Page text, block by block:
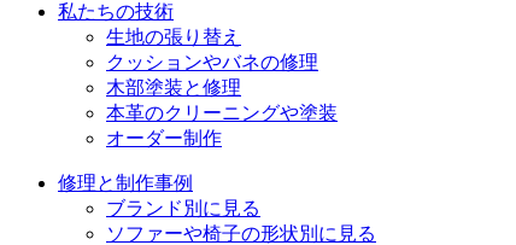
私たちの技術
生地の張り替え
クッションやバネの修理
木部塗装と修理
本革のクリーニングや塗装
オーダー制作
修理と制作事例
ブランド別に見る
ソファーや椅子の形状別に見る